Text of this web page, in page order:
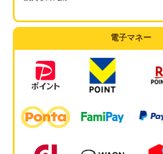
電子マネー